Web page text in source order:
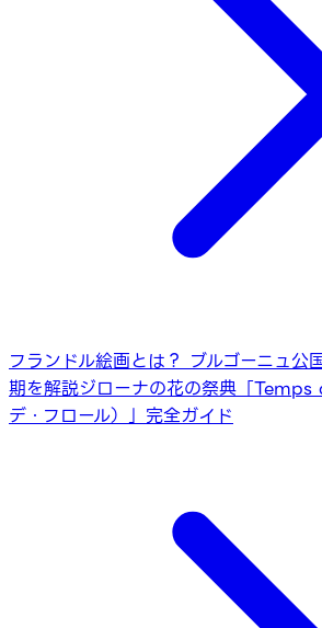
フランドル絵画とは？ ブルゴーニュ公
期を解説ジローナの花の祭典「Temps
デ・フロール）」完全ガイド